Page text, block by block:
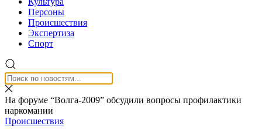
Персоны
Происшествия
Экспертиза
Спорт
На форуме “Волга-2009” обсудили вопросы профилактики
наркомании
Происшествия